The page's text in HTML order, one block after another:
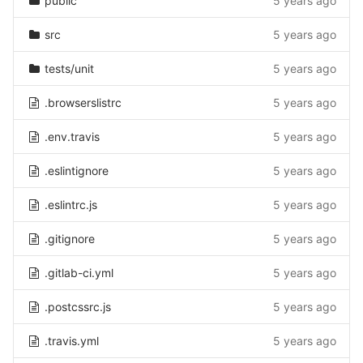
src 5 years ago
tests/unit 5 years ago
.browserslistrc 5 years ago
.env.travis 5 years ago
.eslintignore 5 years ago
.eslintrc.js 5 years ago
.gitignore 5 years ago
.gitlab-ci.yml 5 years ago
.postcssrc.js 5 years ago
.travis.yml 5 years ago